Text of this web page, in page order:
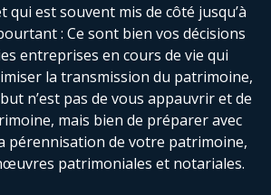
qui est souvent mis de côté jusqu’à
: Ce sont bien vos décisions
entreprises en cours de vie qui
la transmission du patrimoine,
n’est pas de vous appauvrir et de
mais bien de préparer avec
pérennisation de votre patrimoine,
patrimoniales et notariales.